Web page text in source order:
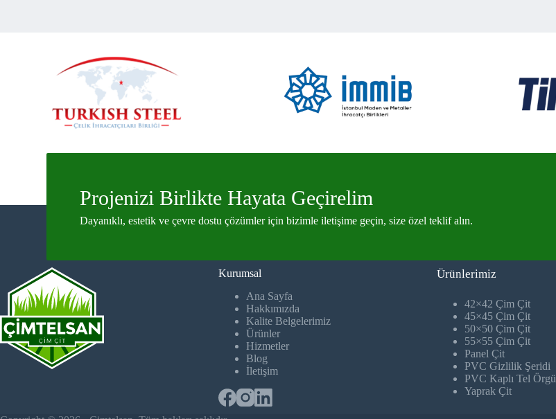
Projenizi Birlikte Hayata Geçirelim
Dayanıklı, estetik ve çevre dostu çözümler için bizimle iletişime geçin, size özel teklif alın.
Kurumsal
Ana Sayfa
Hakkımızda
Kalite Belgelerimiz
Ürünler
Hizmetler
Blog
İletişim
Ürünlerimiz
42×42 Çim Çit
45×45 Çim Çit
50×50 Çim Çit
55×55 Çim Çit
Panel Çit
PVC Gizlilik Şeridi
PVC Kaplı Tel Örgü
Yaprak Çit